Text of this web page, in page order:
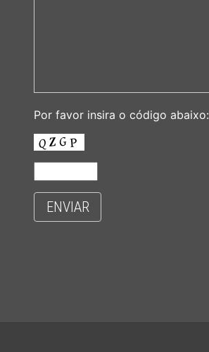
Por favor insira o código abaixo:
ENVIAR